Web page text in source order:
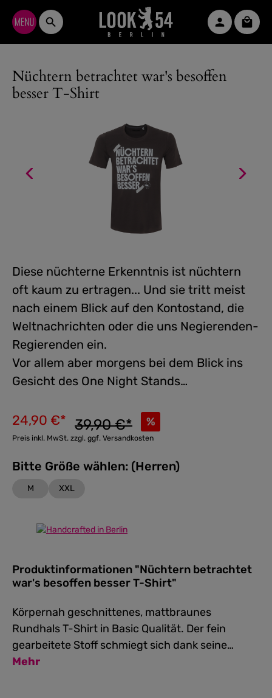
Zum Hauptinhalt springen
Nüchtern betrachtet war's besoffen
besser T-Shirt
Diese nüchterne Erkenntnis ist nüchtern
oft kaum zu ertragen... Und sie tritt meist
nach einem Blick auf den Kontostand, die
Weltnachrichten oder die uns Negierenden-
Regierenden ein.
Vor allem aber morgens bei dem Blick ins
Gesicht des One Night Stands…
24,90 €* %
39,90 €*
Preis inkl. MwSt. zzgl. ggf. Versandkosten
Bitte Größe wählen: (Herren)
M XXL
Produktinformationen "Nüchtern betrachtet
war's besoffen besser T-Shirt"
Körpernah geschnittenes, mattbraunes
Rundhals T-Shirt in Basic Qualität. Der fein
gearbeitete Stoff schmiegt sich dank seine…
Mehr